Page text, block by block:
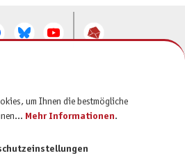
um Ihnen die bestmögliche
Mehr Informationen.